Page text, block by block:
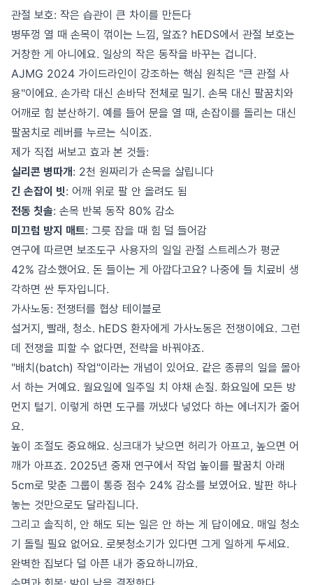
관절 보호: 작은 습관이 큰 차이를 만든다
병뚜껑 열 때 손목이 꺾이는 느낌, 알죠? hEDS에서 관절 보호는
거창한 게 아니에요. 일상의 작은 동작을 바꾸는 겁니다.
AJMG 2024 가이드라인이 강조하는 핵심 원칙은 "큰 관절 사
용"이에요. 손가락 대신 손바닥 전체로 밀기. 손목 대신 팔꿈치와
어깨로 힘 분산하기. 예를 들어 문을 열 때, 손잡이를 돌리는 대신
팔꿈치로 레버를 누르는 식이죠.
제가 직접 써보고 효과 본 것들:
실리콘 병따개 : 2천 원짜리가 손목을 살립니다
긴 손잡이 빗: 어깨 위로 팔 안 올려도 됨
전동 칫솔: 손목 반복 동작 80% 감소
미끄럼 방지 매트: 그릇 잡을 때 힘 덜 들어감
연구에 따르면 보조도구 사용자의 일일 관절 스트레스가 평균
42% 감소했어요. 돈 들이는 게 아깝다고요? 나중에 들 치료비 생
각하면 싼 투자입니다.
가사노동: 전쟁터를 협상 테이블로
설거지, 빨래, 청소. hEDS 환자에게 가사노동은 전쟁이에요. 그런
데 전쟁을 피할 수 없다면, 전략을 바꿔야죠.
"배치(batch) 작업"이라는 개념이 있어요. 같은 종류의 일을 몰아
서 하는 거예요. 월요일에 일주일 치 야채 손질. 화요일에 모든 방
먼지 털기. 이렇게 하면 도구를 꺼냈다 넣었다 하는 에너지가 줄어
요.
높이 조절도 중요해요. 싱크대가 낮으면 허리가 아프고, 높으면 어
깨가 아프죠. 2025년 중재 연구에서 작업 높이를 팔꿈치 아래
5cm로 맞춘 그룹이 통증 점수 24% 감소를 보였어요. 발판 하나
놓는 것만으로도 달라집니다.
그리고 솔직히, 안 해도 되는 일은 안 하는 게 답이에요. 매일 청소
기 돌릴 필요 없어요. 로봇청소기가 있다면 그게 일하게 두세요.
완벽한 집보다 덜 아픈 내가 중요하니까요.